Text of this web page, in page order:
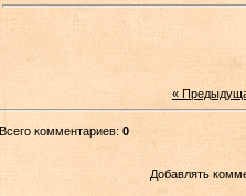
«
Всего комментариев: 0
Добавлять